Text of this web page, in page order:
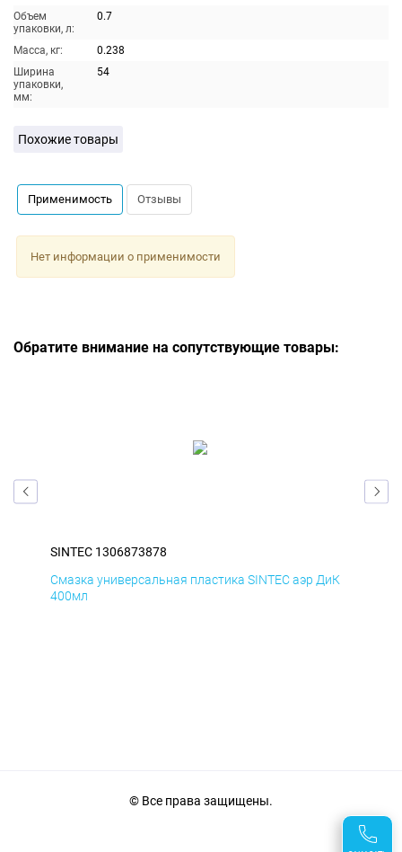
Объем
упаковки, л:
0.7
Масса, кг:
0.238
Ширина
упаковки,
мм:
54
Похожие товары
Применимость Отзывы
Нет информации о применимости
Обратите внимание на сопутствующие товары:
SINTEC 1306873878
Смазка универсальная пластика SINTEC аэр ДиК
400мл
© Все права защищены.